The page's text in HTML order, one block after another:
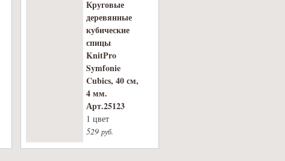
Круговые
деревянные
кубические
спицы
KnitPro
Symfonie
Cubics, 40 см,
4 мм.
Арт.25123
1 цвет
529 руб.